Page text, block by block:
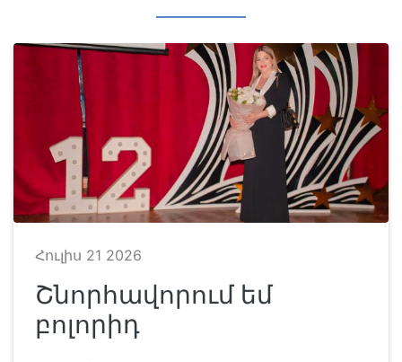
Հուլիս 21 2026
Շնորհավորում եմ
բոլորիդ